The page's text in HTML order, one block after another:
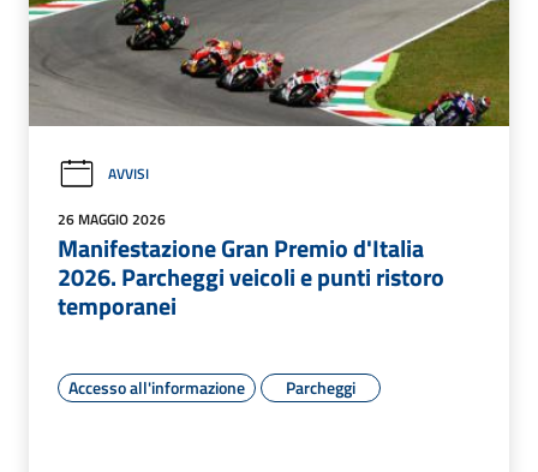
AVVISI
26 MAGGIO 2026
Manifestazione Gran Premio d'Italia
2026. Parcheggi veicoli e punti ristoro
temporanei
Accesso all'informazione Parcheggi